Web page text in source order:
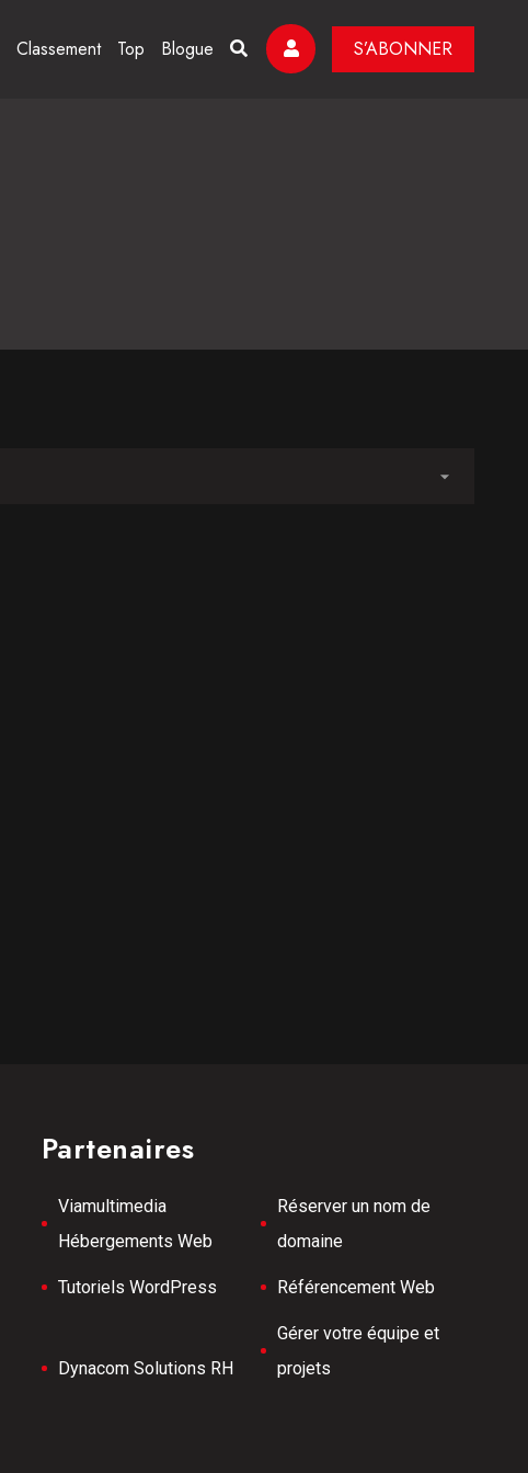
Classement Top Blogue S’ABONNER
Partenaires
Viamultimedia
Hébergements Web
Réserver un nom de
domaine
Tutoriels WordPress Référencement Web
Dynacom Solutions RH
Gérer votre équipe et
projets